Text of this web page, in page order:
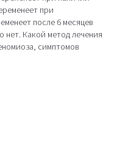
при
после 6 месяцев
нет. Какой метод лечения
симптомов